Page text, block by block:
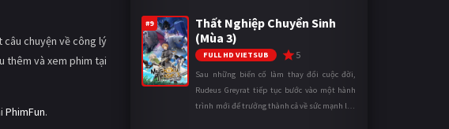
câu chuyện về công lý
thêm và xem phim tại
PhimFun.
thành một mạo hiểm gi ...
#9
Thất Nghiệp Chuyển Sinh
(Mùa 3)
FULL HD VIETSUB 5
Sau những biến cố làm thay đổi cuộc đời,
Rudeus Greyrat tiếp tục bước vào một hành
trình mới để trưởng thành cả về sức mạnh lẫn